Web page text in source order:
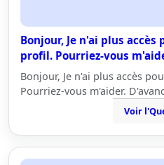
Bonjour, Je n'ai plus
profil. Pourriez-vous
Bonjour, Je n'ai plus accès
Pourriez-vous m'aider.
Voir